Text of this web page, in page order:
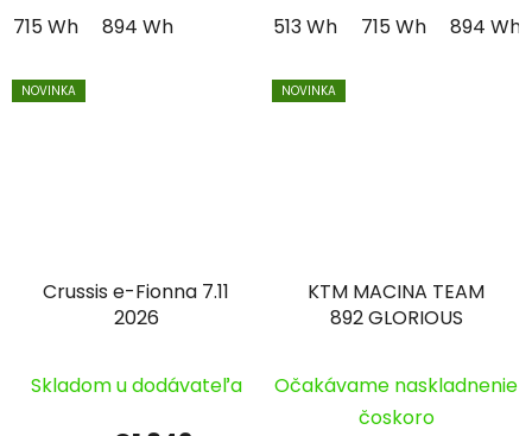
715 Wh 894 Wh 513 Wh 715 Wh 894 Wh
NOVINKA
Crussis e-Fionna 7.11
2026
Skladom u dodávateľa
NOVINKA
KTM MACINA TEAM
892 GLORIOUS
Očakávame naskladnenie
čoskoro